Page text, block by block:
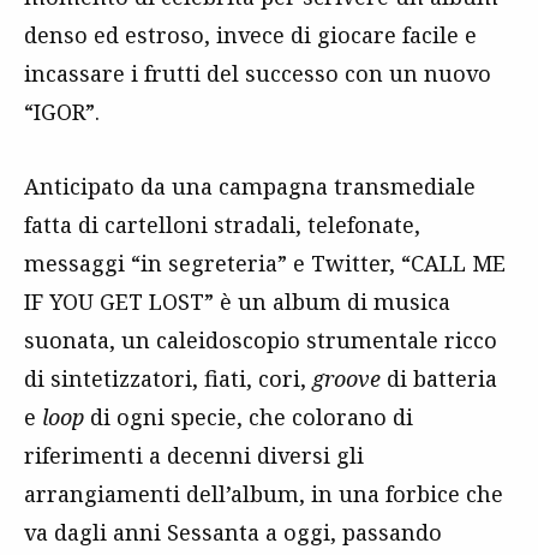
denso ed estroso, invece di giocare facile e
incassare i frutti del successo con un nuovo
“IGOR”.
Anticipato da una campagna transmediale
fatta di cartelloni stradali, telefonate,
messaggi “in segreteria” e Twitter, “CALL ME
IF YOU GET LOST” è un album di musica
suonata, un caleidoscopio strumentale ricco
di sintetizzatori, fiati, cori, groove di batteria
e loop di ogni specie, che colorano di
riferimenti a decenni diversi gli
arrangiamenti dell’album, in una forbice che
va dagli anni Sessanta a oggi, passando